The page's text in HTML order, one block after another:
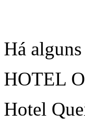
Há
HOTEL
Hotel